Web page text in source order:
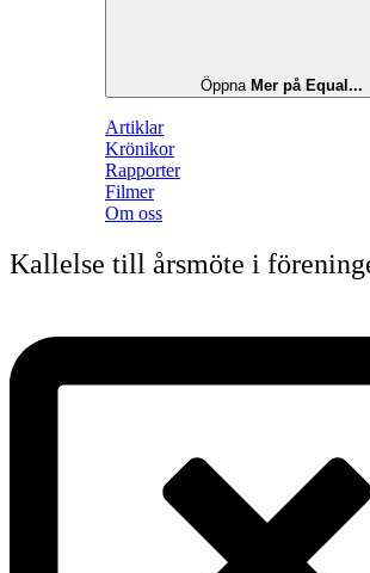
Öppna Mer på Equal...
Artiklar
Krönikor
Rapporter
Filmer
Om oss
Kallelse till årsmöte i